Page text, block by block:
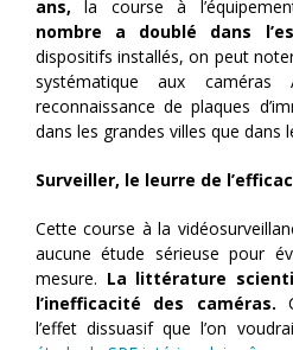
ans, la course à
nombre a doublé dans
dispositifs installés, on peut
systématique aux
reconnaissance de plaques
dans les grandes villes que dans
Surveiller, le leurre de
Cette course à la
aucune étude sérieuse pour
mesure. La littérature
l’inefficacité des caméras.
l’effet dissuasif que l’on